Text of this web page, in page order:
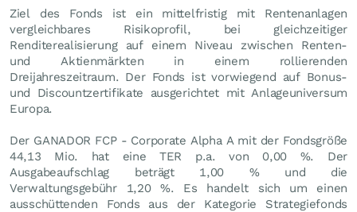
Ziel des Fonds ist ein mittelfristig mit Rentenanlagen
vergleichbares Risikoprofil, bei gleichzeitiger
Renditerealisierung auf einem Niveau zwischen Renten-
und Aktienmärkten in einem rollierenden
Dreijahreszeitraum. Der Fonds ist vorwiegend auf Bonus-
und Discountzertifikate ausgerichtet mit Anlageuniversum
Europa.
Der GANADOR FCP - Corporate Alpha A mit der Fondsgröße
44,13 Mio. hat eine TER p.a. von 0,00 %. Der
Ausgabeaufschlag beträgt 1,00 % und die
Verwaltungsgebühr 1,20 %. Es handelt sich um einen
ausschüttenden Fonds aus der Kategorie Strategiefonds